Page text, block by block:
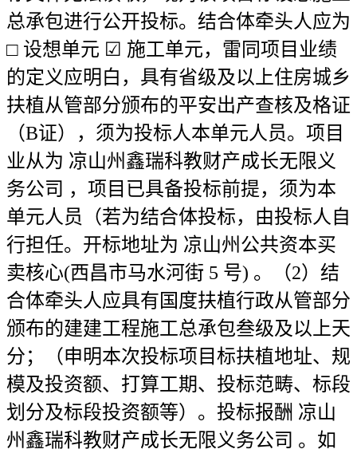
总承包进行公开投标。结合体牵头人应为
□ 设想单元 ☑ 施工单元，雷同项目业绩
的定义应明白，具有省级及以上住房城乡
扶植从管部分颁布的平安出产查核及格证
（B证），须为投标人本单元人员。项目
业从为 凉山州鑫瑞科教财产成长无限义
务公司 ，项目已具备投标前提，须为本
单元人员（若为结合体投标，由投标人自
行担任。开标地址为 凉山州公共资本买
卖核心(西昌市马水河街 5 号) 。（2）结
合体牵头人应具有国度扶植行政从管部分
颁布的建建工程施工总承包叁级及以上天
分；（申明本次投标项目标扶植地址、规
模及投资额、打算工期、投标范畴、标段
划分及标段投资额等）。投标报酬 凉山
州鑫瑞科教财产成长无限义务公司 。如